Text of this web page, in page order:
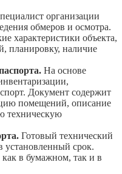
организации
обмеров и осмотра.
характеристики объекта,
планировку, наличие
На основе
Документ содержит
помещений, описание
техническую
Готовый технический
установленный срок.
в бумажном, так и в